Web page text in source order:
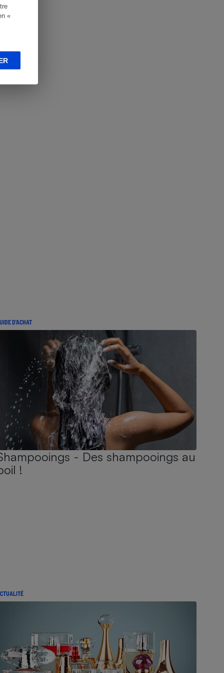
«
D'ACHAT
- Des shampooings au
!